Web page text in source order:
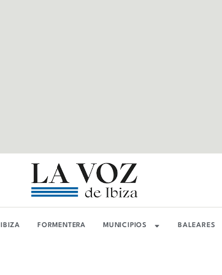
IBIZA FORMENTERA MUNICIPIOS BALEARES